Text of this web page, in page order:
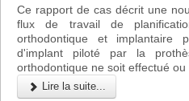
Ce rapport de cas décrit une
flux de travail de
orthodontique et implantaire
d'implant piloté par la
orthodontique ne soit effectué ou
Lire la suite...